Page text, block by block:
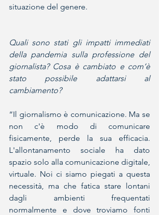
situazione del genere.
Quali sono stati gli impatti immediati
della pandemia sulla professione del
giornalista? Cosa è cambiato e com’è
stato possibile adattarsi al
cambiamento?
“Il giornalismo è comunicazione. Ma se
non c'è modo di comunicare
fisicamente, perde la sua efficacia.
L'allontanamento sociale ha dato
spazio solo alla comunicazione digitale,
virtuale. Noi ci siamo piegati a questa
necessità, ma che fatica stare lontani
dagli ambienti frequentati
normalmente e dove troviamo fonti